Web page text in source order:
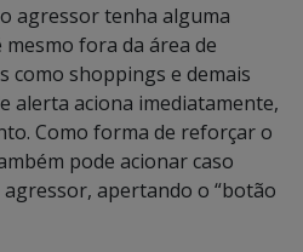
agressor tenha alguma
fora da área de
como shoppings e demais
alerta aciona imediatamente,
Como forma de reforçar o
pode acionar caso
apertando o “botão